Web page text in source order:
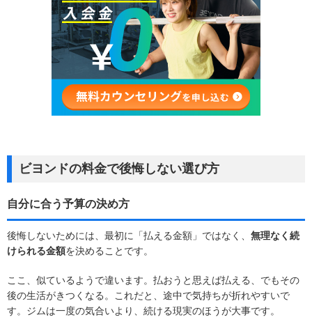
ビヨンドの料金で後悔しない選び方
自分に合う予算の決め方
後悔しないためには、最初に「払える金額」ではなく、 無理なく続
けられる金額を決めることです。
ここ、似ているようで違います。払おうと思えば払える、でもその
後の生活がきつくなる。これだと、途中で気持ちが折れやすいで
す。ジムは一度の気合いより、続ける現実のほうが大事です。